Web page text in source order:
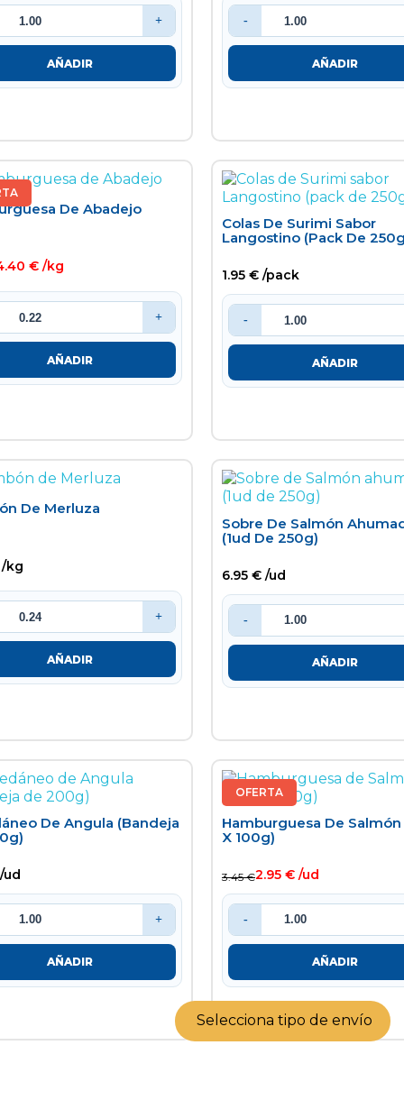
Selecciona tipo de envío
+
AÑADIR
-
AÑADIR
De Abadejo
€ /kg
+
AÑADIR
Colas De Surimi Sabor
Langostino (pack De
1.95 € /pack
-
AÑADIR
De Merluza
kg
+
AÑADIR
Sobre De Salmón
(1ud De 250g)
6.95 € /ud
-
AÑADIR
De Angula (bandeja
ud
+
AÑADIR
Hamburguesa De
X 100g)
3.45 €2.95 € /ud
-
AÑADIR
OFERTA